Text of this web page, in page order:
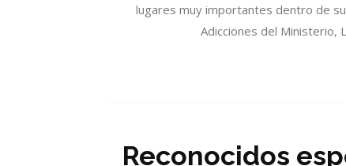
lugares muy importantes dentro de
Adicciones del Ministerio,
Reconocidos